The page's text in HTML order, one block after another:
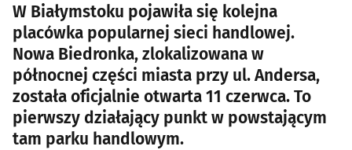
W Białymstoku pojawiła się kolejna
placówka popularnej sieci handlowej.
Nowa Biedronka, zlokalizowana w
północnej części miasta przy ul. Andersa,
została oficjalnie otwarta 11 czerwca. To
pierwszy działający punkt w powstającym
tam parku handlowym.